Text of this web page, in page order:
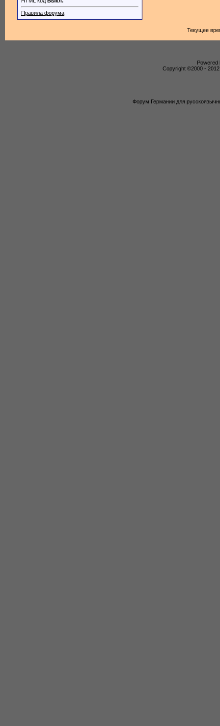
Правила форума
Текущее
Powered
Copyright ©2000 -
Форум Германии для